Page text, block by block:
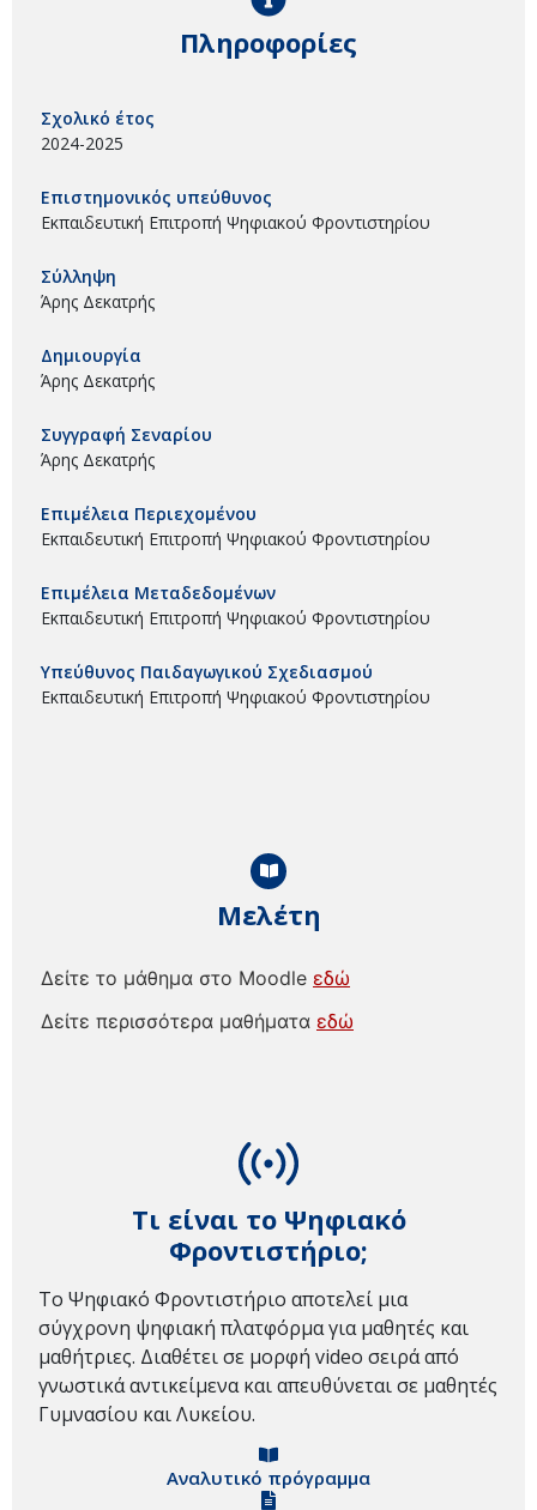
Τι είναι το Ψηφιακό
Φροντιστήριο;
Το Ψηφιακό Φροντιστήριο αποτελεί μια
σύγχρονη ψηφιακή πλατφόρμα για μαθητές και
μαθήτριες. Διαθέτει σε μορφή video σειρά από
γνωστικά αντικείμενα και απευθύνεται σε μαθητές
Γυμνασίου και Λυκείου.
Αναλυτικό πρόγραμμα
Μελέτη
Δείτε το μάθημα στο Moodle εδώ
Δείτε περισσότερα μαθήματα εδώ
Πληροφορίες
Σχολικό έτος
2024-2025
Επιστημονικός υπεύθυνος
Εκπαιδευτική Επιτροπή Ψηφιακού Φροντιστηρίου
Σύλληψη
Άρης Δεκατρής
Δημιουργία
Άρης Δεκατρής
Συγγραφή Σεναρίου
Άρης Δεκατρής
Επιμέλεια Περιεχομένου
Εκπαιδευτική Επιτροπή Ψηφιακού Φροντιστηρίου
Επιμέλεια Μεταδεδομένων
Εκπαιδευτική Επιτροπή Ψηφιακού Φροντιστηρίου
Υπεύθυνος Παιδαγωγικού Σχεδιασμού
Εκπαιδευτική Επιτροπή Ψηφιακού Φροντιστηρίου